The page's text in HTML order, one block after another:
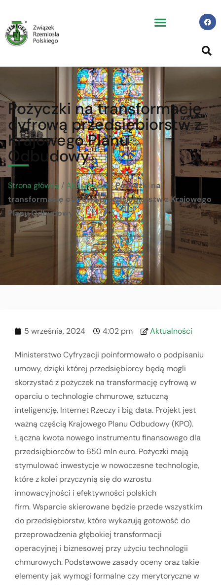
Pożyczki na transformację
cyfrową przedsiębiorstw z
Krajowego Planu
Odbudowy
Strona główna /Aktualności /Pożyczki na
transformację cyfrową przedsiębiorstw z Krajowego
Planu Odbudowy
5 września, 2024 4:02 pm Aktualności
Ministerstwo Cyfryzacji poinformowało o podpisaniu
umowy, dzięki której przedsiębiorcy będą mogli
skorzystać z pożyczek na transformację cyfrową w
oparciu o technologie chmurowe, sztuczną
inteligencję, Internet Rzeczy i big data. Projekt jest
ważną częścią Krajowego Planu Odbudowy (KPO).
Łączna kwota nowego instrumentu finansowego dla
przedsiębiorców to 650 mln euro. Pożyczki mają
stymulować inwestycje w nowoczesne technologie,
które z kolei przyczynią się do wzrostu
innowacyjności i efektywności polskich
firm. Wsparcie skierowane będzie przede wszystkim
do przedsiębiorstw, które wykazują gotowość do
przeprowadzenia głębokiej transformacji
operacyjnej i biznesowej przy użyciu technologii
chmurowych. Podstawowe zasady oceny oraz takie
elementy jak wymogi formalne czy merytoryczne w